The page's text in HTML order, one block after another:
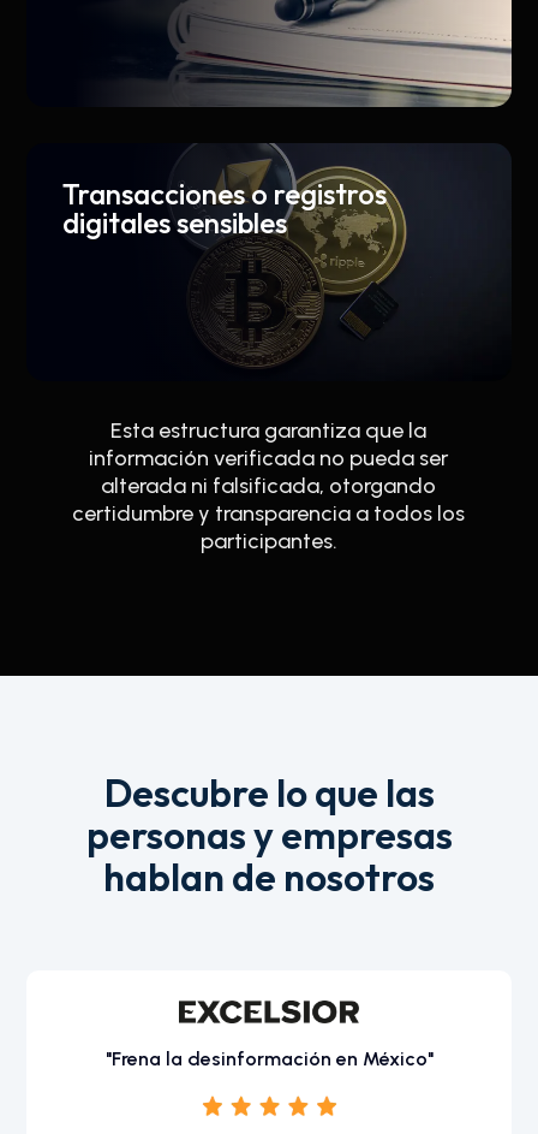
Transacciones o registros
digitales sensibles
Esta estructura garantiza que la
información verificada no pueda ser
alterada ni falsificada, otorgando
certidumbre y transparencia a todos los
participantes.
Descubre lo que las
personas y empresas
hablan de nosotros
"Frena la desinformación en México"